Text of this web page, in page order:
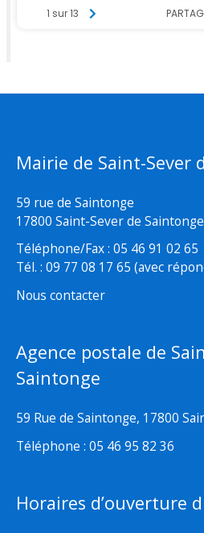
Mairie de Saint-Sever
59 rue de Saintonge
17800 Saint-Sever de Saintonge
Téléphone/Fax : 05 46 91 02 65
Tél. : 09 77 08 17 65 (avec
Nous contacter
Agence postale de
Saintonge
59 Rue de Saintonge, 17800
Téléphone : 05 46 95 82 36
Horaires d’ouverture